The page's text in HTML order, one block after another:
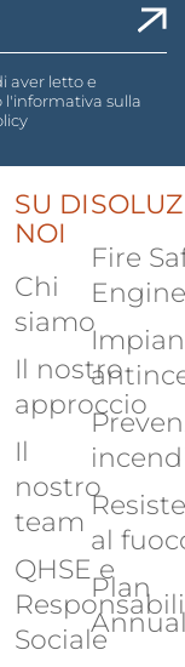
aver letto e
l'informativa sulla
SU DI
NOI
Chi
siamo
Il nostro
approccio
Il
nostro
team
QHSE e
Sociale
Fire
al
Plan